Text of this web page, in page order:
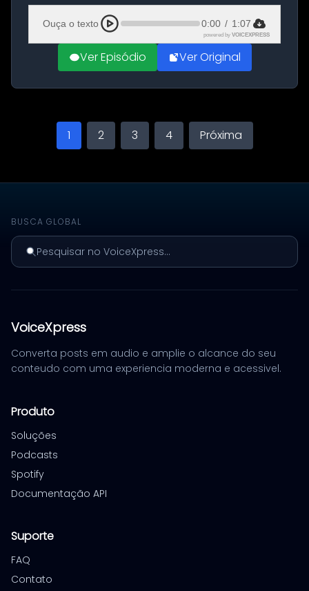
21ª fase da Operação Nasr 2. A...
Ouça o texto 0:00 / 1:07
powered by VOICEXPRESS
Ver Episódio Ver Original
1 2 3 4 Próxima
BUSCA GLOBAL
Pesquisar no VoiceXpress...
VoiceXpress
Converta posts em audio e amplie o alcance do seu
conteudo com uma experiencia moderna e acessivel.
Produto
Soluções
Podcasts
Spotify
Documentação API
Suporte
FAQ
Contato